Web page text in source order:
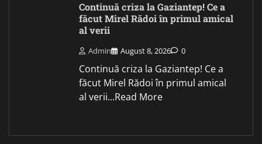
Continuă criza la Gaziantep! Ce a
făcut Mirel Rădoi în primul amical
al verii
Admin August 8, 2026 0
Continuă criza la Gaziantep! Ce a
făcut Mirel Rădoi în primul amical
al verii...Read More